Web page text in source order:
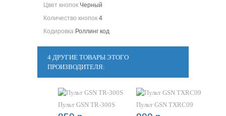
Цвет кнопок Черный
Количество кнопок 4
Кодировка Роллинг код
4 ДРУГИЕ ТОВАРЫ ЭТОГО
ПРОИЗВОДИТЕЛЯ:
Пульт GSN TR-300S Пульт GSN TXRC09